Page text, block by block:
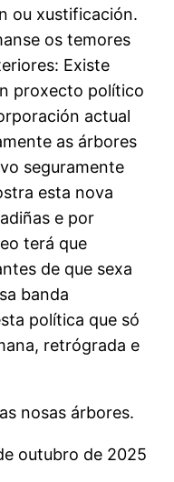
ou xustificación.
os temores
Existe
proxecto político
actual
as árbores
seguramente
esta nova
e por
terá que
de que sexa
banda
política que só
retrógrada e
nosas árbores.
outubro de 2025